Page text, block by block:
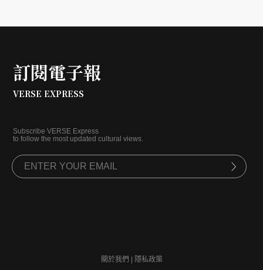
訂閱電子報
VERSE EXPRESS
Subscribe VERSE Express
to follow the most updated cultural views.
關於我們 | 隱私政策